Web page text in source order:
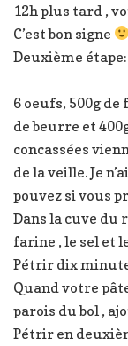
12h plus tard ,
C’est bon signe
Deuxième étape:
6 oeufs, 500g de
de beurre et
concassées
de la veille. Je
pouvez si vous
Dans la cuve du
farine , le sel et
Pétrir dix
Quand votre
parois du bol ,
Pétrir en